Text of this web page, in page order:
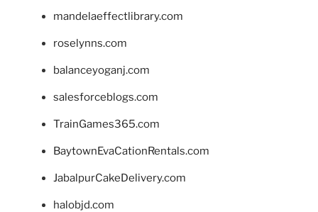
mandelaeffectlibrary.com
roselynns.com
balanceyoganj.com
salesforceblogs.com
TrainGames365.com
BaytownEvaCationRentals.com
JabalpurCakeDelivery.com
halobjd.com